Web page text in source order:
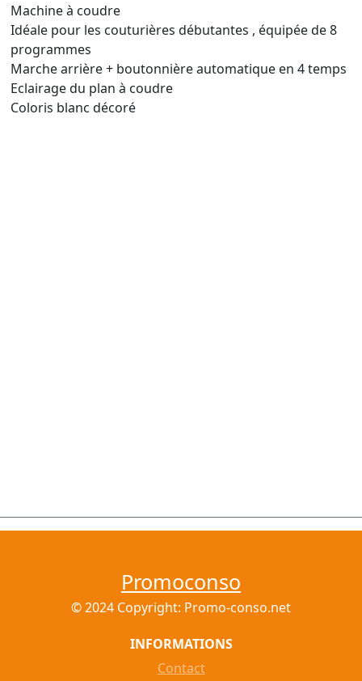
Machine à coudre
Idéale pour les couturières débutantes , équipée de 8
programmes
Marche arrière + boutonnière automatique en 4 temps
Eclairage du plan à coudre
Coloris blanc décoré
Promoconso
© 2024 Copyright: Promo-conso.net
INFORMATIONS
Contact